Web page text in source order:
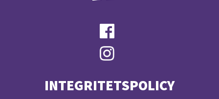
INTEGRITETSPOLICY